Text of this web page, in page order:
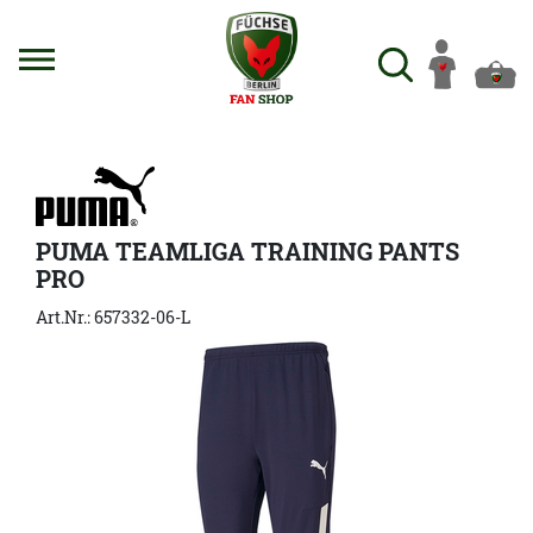
PUMA TEAMLIGA TRAINING PANTS
PRO
Art.Nr.: 657332-06-L